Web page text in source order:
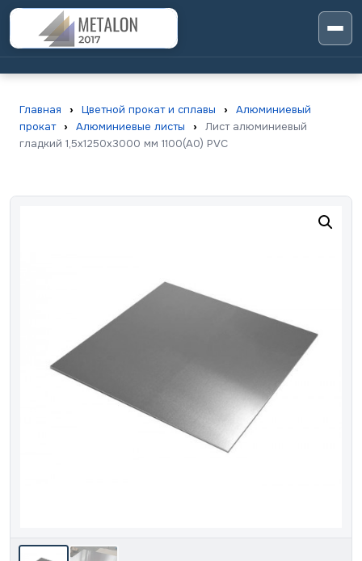
Главная › Цветной прокат и сплавы ›
Алюминиевый
прокат › Алюминиевые листы ›
Лист алюминиевый
гладкий 1,5x1250x3000 мм 1100(А0) PVC